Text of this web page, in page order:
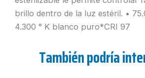
brillo dentro de la luz estéril. •
4.300 ° K blanco puro*CRI 97
También podría